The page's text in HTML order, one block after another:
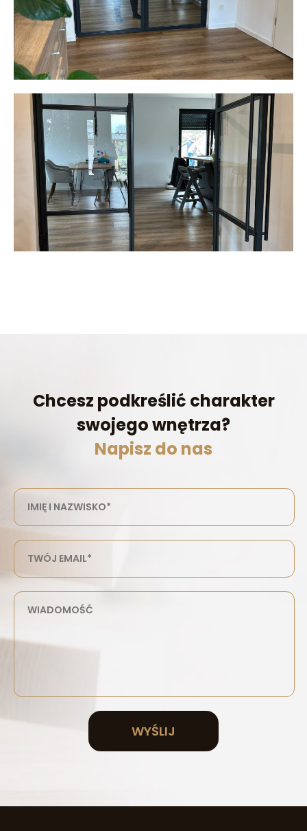
Chcesz podkreślić charakter
swojego wnętrza?
Napisz do nas
WYŚLIJ